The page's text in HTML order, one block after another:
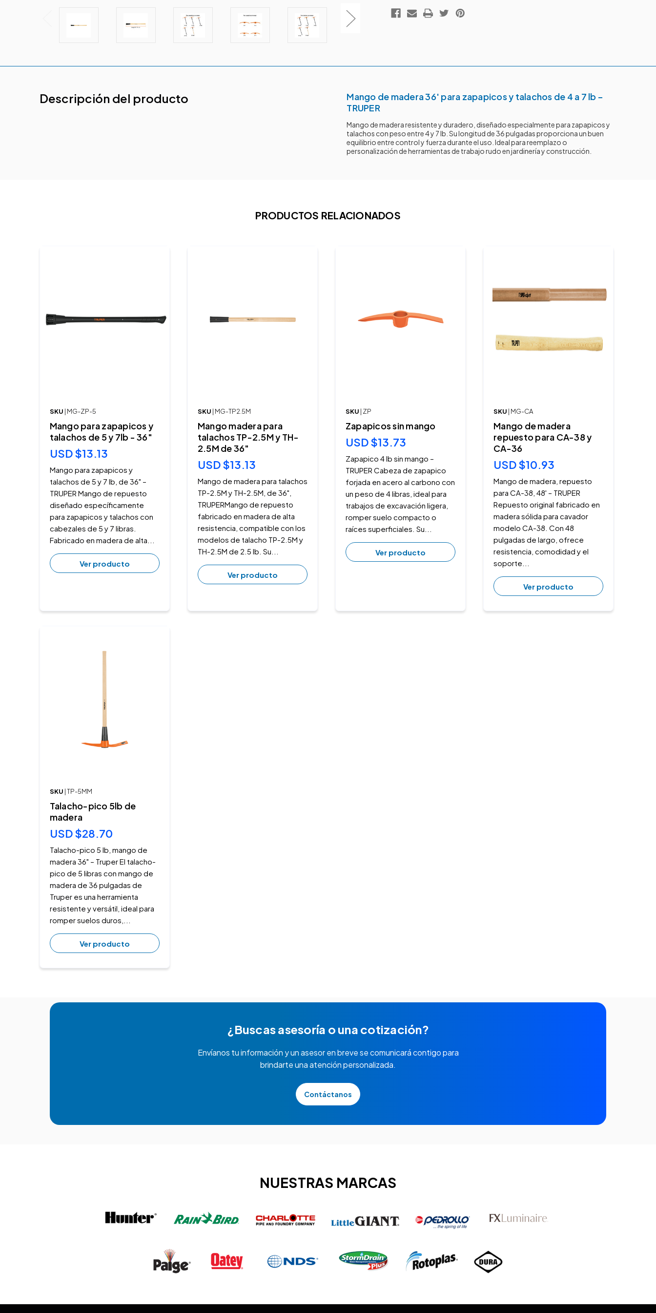
Descripción del producto
Mango de madera 36' para zapapicos y talachos de 4 a 7 lb –
TRUPER
Mango de madera resistente y duradero, diseñado especialmente para zapapicos y
talachos con peso entre 4 y 7 lb. Su longitud de 36 pulgadas proporciona un buen
equilibrio entre control y fuerza durante el uso. Ideal para reemplazo o
personalización de herramientas de trabajo rudo en jardinería y construcción.
PRODUCTOS RELACIONADOS
SKU | MG-ZP-5
Mango para zapapicos y
talachos de 5 y 7lb - 36"
USD $13.13
Mango para zapapicos y
talachos de 5 y 7 lb, de 36" –
TRUPER Mango de repuesto
diseñado específicamente
para zapapicos y talachos con
cabezales de 5 y 7 libras.
Fabricado en madera de alta...
Ver producto
SKU | MG-TP2.5M
Mango madera para
talachos TP-2.5M y TH-
2.5M de 36"
USD $13.13
Mango de madera para talachos
TP-2.5M y TH-2.5M, de 36",
TRUPERMango de repuesto
fabricado en madera de alta
resistencia, compatible con los
modelos de talacho TP-2.5M y
TH-2.5M de 2.5 lb. Su...
Ver producto
SKU | ZP
Zapapicos sin mango
USD $13.73
Zapapico 4 lb sin mango –
TRUPER Cabeza de zapapico
forjada en acero al carbono con
un peso de 4 libras, ideal para
trabajos de excavación ligera,
romper suelo compacto o
raíces superficiales. Su...
Ver producto
SKU | MG-CA
Mango de madera
repuesto para CA-38 y
CA-36
USD $10.93
Mango de madera, repuesto
para CA-38, 48' – TRUPER
Repuesto original fabricado en
madera sólida para cavador
modelo CA-38. Con 48
pulgadas de largo, ofrece
resistencia, comodidad y el
soporte...
Ver producto
SKU | TP-5MM
Talacho-pico 5lb de
madera
USD $28.70
Talacho-pico 5 lb, mango de
madera 36" – Truper El talacho-
pico de 5 libras con mango de
madera de 36 pulgadas de
Truper es una herramienta
resistente y versátil, ideal para
romper suelos duros,...
Ver producto
¿Buscas asesoría o una cotización?
Envíanos tu información y un asesor en breve se comunicará contigo para
brindarte una atención personalizada.
Contáctanos
NUESTRAS MARCAS